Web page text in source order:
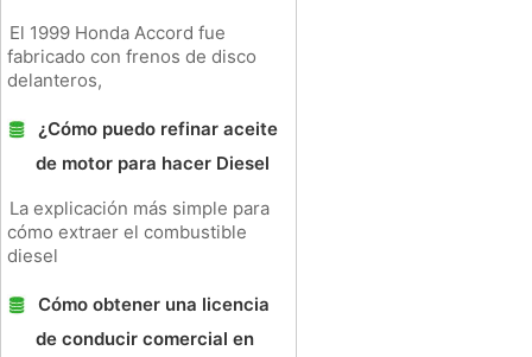
El 1999 Honda Accord fue
fabricado con frenos de disco
delanteros,
¿Cómo puedo refinar aceite
de motor para hacer Diesel
La explicación más simple para
cómo extraer el combustible
diesel
Cómo obtener una licencia
de conducir comercial en